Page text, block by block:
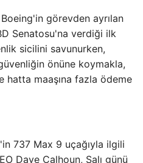
görevden ayrılan
Senatosu'na verdiği ilk
sicilini savunurken,
önüne koymakla,
hatta maaşına fazla ödeme
737 Max 9 uçağıyla ilgili
Dave Calhoun, Salı günü